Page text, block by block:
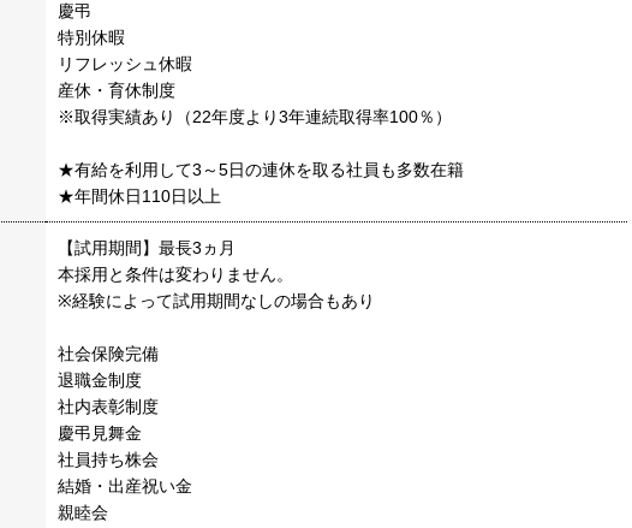
慶弔
特別休暇
リフレッシュ休暇
産休・育休制度
※取得実績あり（22年度より3年連続取得率100％）
★有給を利用して3～5日の連休を取る社員も多数在籍
★年間休日110日以上
【試用期間】最長3ヵ月
本採用と条件は変わりません。
※経験によって試用期間なしの場合もあり
社会保険完備
退職金制度
社内表彰制度
慶弔見舞金
社員持ち株会
結婚・出産祝い金
親睦会